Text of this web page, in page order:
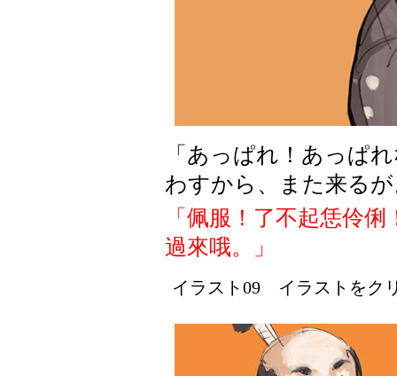
「あっぱれ！あっぱ
わすから、また来る
「佩服！了不起恁伶俐
過來哦。」
イラスト09 イラストをク